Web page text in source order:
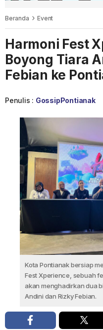
Beranda Event
Harmoni Fest
Boyong Tiara
Febian ke
Penulis : GossipPontianak
Kota Pontianak bersiap
Fest Xperience, sebuah
akan menghadirkan dua
Andini dan Rizky Febian.